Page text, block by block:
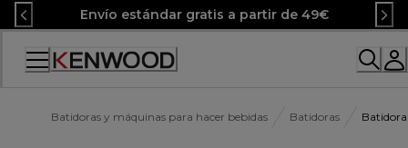
Skip
to
Content
Envío estándar gratis a partir de 49€
Accessibility
Batidoras y máquinas para hacer bebidas Batidoras